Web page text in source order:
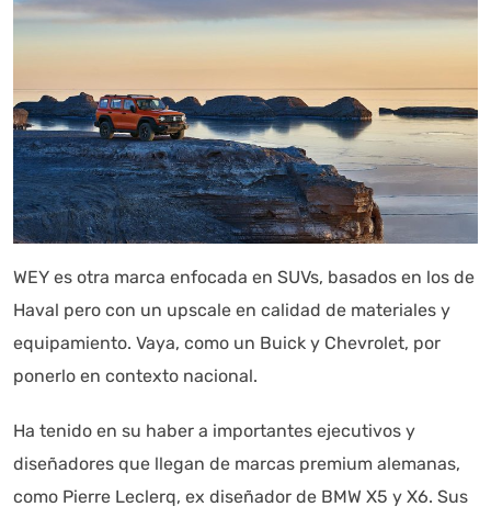
WEY es otra marca enfocada en SUVs, basados en los de
Haval pero con un upscale en calidad de materiales y
equipamiento. Vaya, como un Buick y Chevrolet, por
ponerlo en contexto nacional.
Ha tenido en su haber a importantes ejecutivos y
diseñadores que llegan de marcas premium alemanas,
como Pierre Leclerq, ex diseñador de BMW X5 y X6. Sus